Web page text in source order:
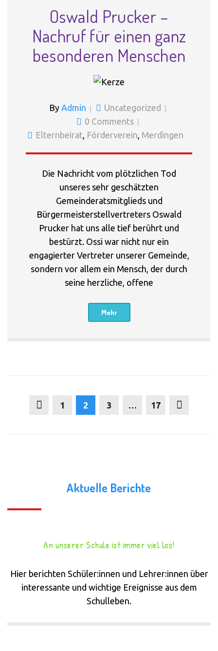
Oswald Prucker –
Nachruf für einen ganz
besonderen Menschen
By Admin
Uncategorized
0 Comments
Elternbeirat, Förderverein Merdingen
Die Nachricht vom plötzlichen Tod
unseres sehr geschätzten
Gemeinderatsmitglieds und
Bürgermeisterstellvertreters Oswald
Prucker hat uns alle tief berührt und
bestürzt. Ossi war nicht nur ein
engagierter Vertreter unserer Gemeinde,
sondern vor allem ein Mensch, der durch
seine herzliche, offene
Mehr
1 2 3 … 17
Aktuelle Berichte
An unserer Schule ist immer viel los!
Hier berichten Schüler:innen und Lehrer:innen über
interessante und wichtige Ereignisse aus dem
Schulleben.